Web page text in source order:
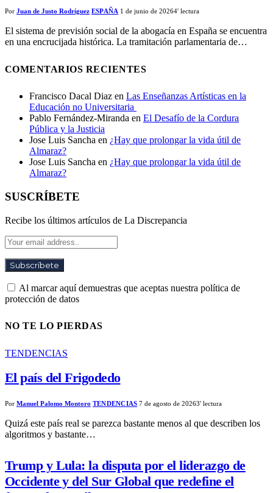
Por Juan de Justo Rodríguez ESPAÑA 1 de junio de 20264' lectura
El sistema de previsión social de la abogacía en España se encuentra
en una encrucijada histórica. La tramitación parlamentaria de…
COMENTARIOS RECIENTES
Francisco Dacal Diaz en Las Enseñanzas Artísticas en la
Educación no Universitaria​
Pablo Fernández-Miranda en El Desafío de la Cordura
Pública y la Justicia
Jose Luis Sancha en ¿Hay que prolongar la vida útil de
Almaraz?
Jose Luis Sancha en ¿Hay que prolongar la vida útil de
Almaraz?
SUSCRÍBETE
Recibe los últimos artículos de La Discrepancia
Al marcar aquí demuestras que aceptas nuestra política de
protección de datos
NO TE LO PIERDAS
TENDENCIAS
El país del Frigodedo
Por Manuel Palomo Montoro TENDENCIAS 7 de agosto de 20263' lectura
Quizá este país real se parezca bastante menos al que describen los
algoritmos y bastante…
Trump y Lula: la disputa por el liderazgo de
Occidente y del Sur Global que redefine el